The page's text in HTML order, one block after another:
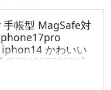
帳型 MagSafe対
かわいい
】
ェック！▼▽